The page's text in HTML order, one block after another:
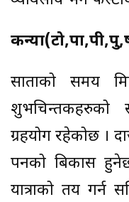
साताको समय
शुभचिन्तकहरुको
ग्रहयोग रहेकोछ ।
पनको बिकास
यात्राको तय गर्न